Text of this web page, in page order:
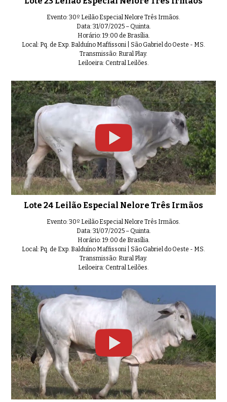
Evento: 30º Leilão Especial Nelore Três Irmãos.
Data: 31/07/2025 – Quinta.
Horário: 19:00 de Brasília.
Local: Pq. de Exp. Balduíno Maffissoni | São Gabriel do Oeste - MS.
Transmissão: Rural Play.
Leiloeira: Central Leilões.
Lote 24 Leilão Especial Nelore Três Irmãos
Evento: 30º Leilão Especial Nelore Três Irmãos.
Data: 31/07/2025 – Quinta.
Horário: 19:00 de Brasília.
Local: Pq. de Exp. Balduíno Maffissoni | São Gabriel do Oeste - MS.
Transmissão: Rural Play.
Leiloeira: Central Leilões.